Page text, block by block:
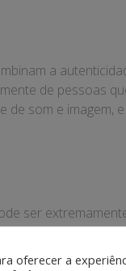
a
de pessoas
som e
ser
para alcançar
de vendas e
oferecer a